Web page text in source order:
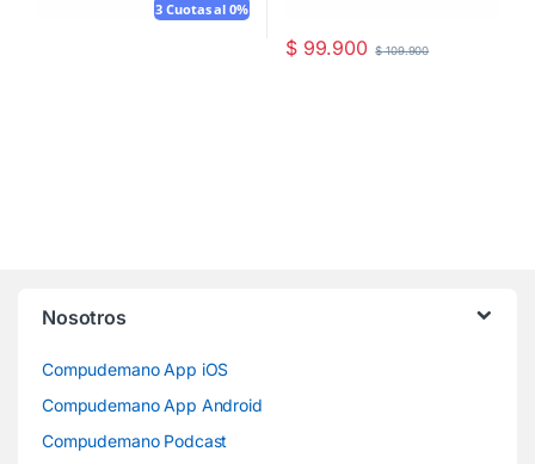
3 Cuotas al 0%
$99.900 $109.900
Nosotros
Compudemano App iOS
Compudemano App Android
Compudemano Podcast